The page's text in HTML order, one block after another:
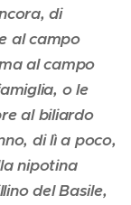
di
al campo
al campo
o le
al biliardo
di lì a poco,
nipotina
del Basile,